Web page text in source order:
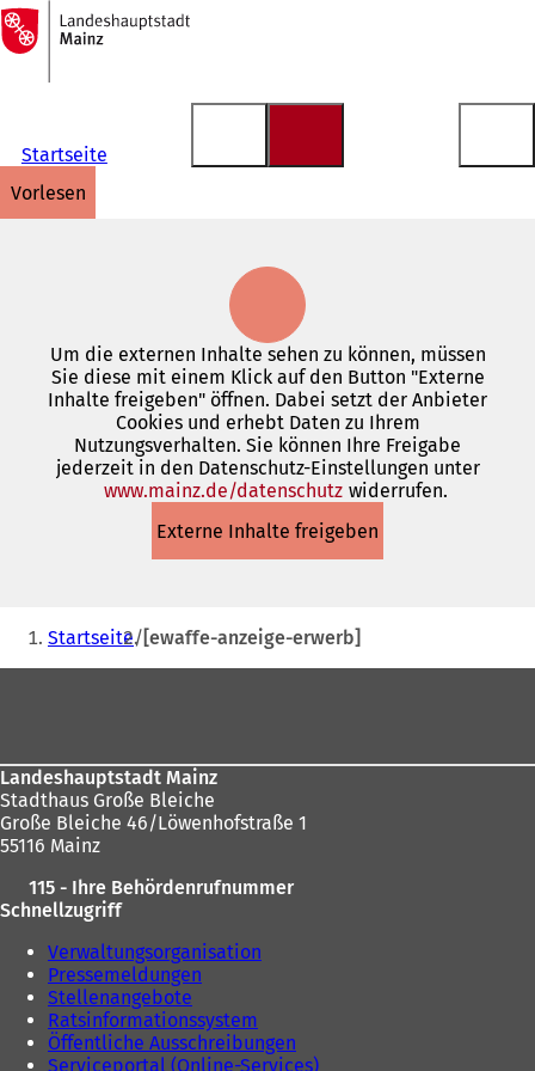
Inhalt anspringen
Zur
Startseite
Startseite
vorlesen
Um die externen Inhalte sehen zu können, müssen
Sie diese mit einem Klick auf den Button "Externe
Inhalte freigeben" öffnen. Dabei setzt der Anbieter
Cookies und erhebt Daten zu Ihrem
Nutzungsverhalten. Sie können Ihre Freigabe
jederzeit in den Datenschutz-Einstellungen unter
www.mainz.de/datenschutz(Öffnet
einem
neuen
widerrufen.
Externe Inhalte freigeben
Sie
befinden
Startseite [ewaffe-anzeige-erwerb]
Landeshauptstadt Mainz
Stadthaus Große Bleiche
Große Bleiche 46/Löwenhofstraße 1
55116 Mainz
115 - Ihre Behördenrufnummer
Schnellzugriff
Verwaltungsorganisation
Pressemeldungen
Stellenangebote
Ratsinformationssystem
Öffentliche Ausschreibungen
Serviceportal (Online-Services)